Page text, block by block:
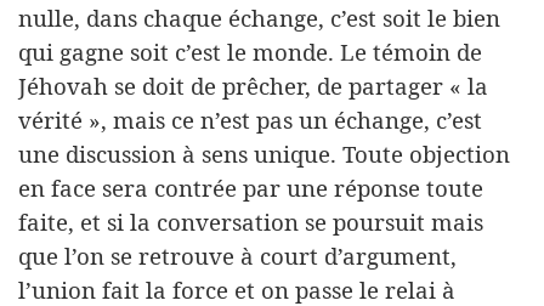
nulle, dans chaque échange, c’est soit le bien
qui gagne soit c’est le monde. Le témoin de
Jéhovah se doit de prêcher, de partager « la
vérité », mais ce n’est pas un échange, c’est
une discussion à sens unique. Toute objection
en face sera contrée par une réponse toute
faite, et si la conversation se poursuit mais
que l’on se retrouve à court d’argument,
l’union fait la force et on passe le relai à